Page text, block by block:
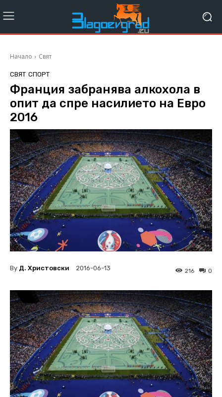
Начало Свят
СВЯТ СПОРТ
Франция забранява алкохола в
опит да спре насилието на Евро
2016
By Д. Христовски 2016-06-13 0
216